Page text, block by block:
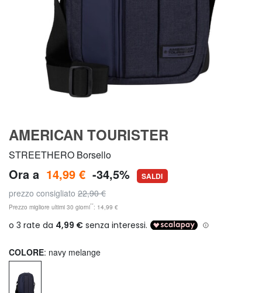
AMERICAN TOURISTER
STREETHERO Borsello
Ora a 14,99 € -34,5% SALDI
prezzo consigliato 22,90 €
Prezzo migliore ultimi 30 giorni**: 14,99 €
COLORE: navy melange